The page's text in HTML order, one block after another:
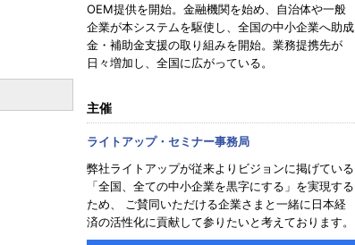
OEM提供を開始。金融機関を始め、自治体や一般
企業が本システムを駆使し、全国の中小企業へ助成
金・補助金支援の取り組みを開始。業務提携先が
日々増加し、全国に広がっている。
主催
ライトアップ・セミナー事務局
弊社ライトアップが従来よりビジョンに掲げている
「全国、全ての中小企業を黒字にする」を実現する
ため、 ご賛同いただける企業さまと一緒に日本経
済の活性化に貢献して参りたいと考えております。